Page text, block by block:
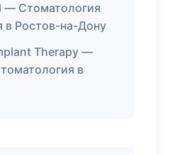
Стоматология
в Ростов-на-Дону
Therapy —
в